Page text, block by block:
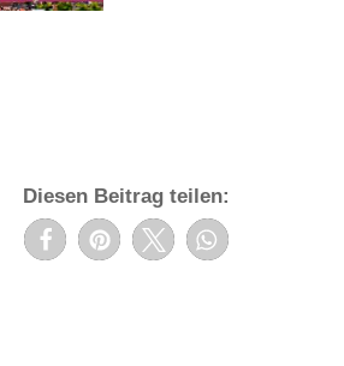
Diesen Beitrag teilen: